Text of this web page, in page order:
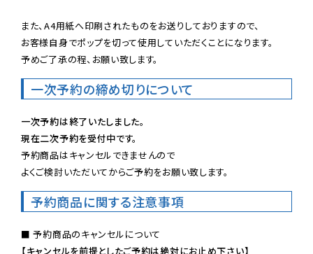
また、A4用紙へ印刷されたものをお送りしておりますので、
お客様自身でポップを切って使用していただくことになります。
予めご了承の程、お願い致します。
一次予約の締め切りについて
一次予約は終了いたしました。
現在二次予約を受付中です。
予約商品はキャンセルできませんので
よくご検討いただいてからご予約をお願い致します。
予約商品に関する注意事項
【キャンセルを前提としたご予約は絶対にお止め下さい】